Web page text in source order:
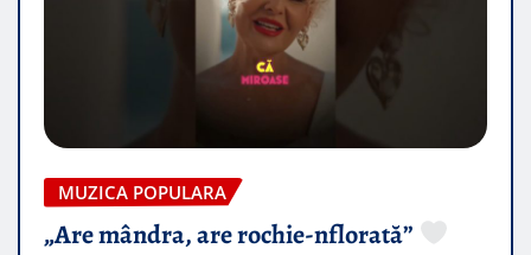
MUZICA POPULARA
„Are mândra, are rochie-nflorată”